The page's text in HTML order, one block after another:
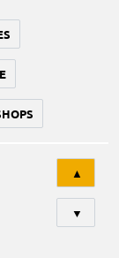
▲
▼